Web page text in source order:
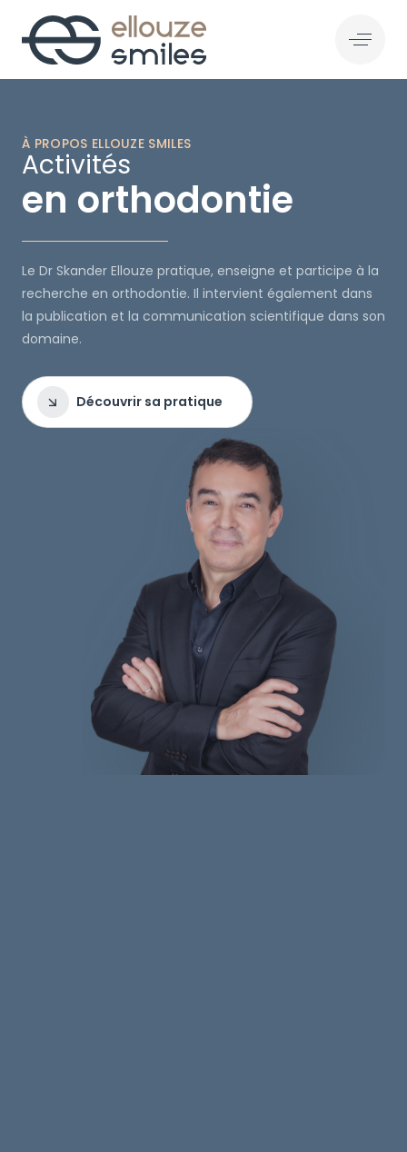
À PROPOS ELLOUZE SMILES
Activités
en orthodontie
Le Dr Skander Ellouze pratique, enseigne et participe à la
recherche en orthodontie. Il intervient également dans
la publication et la communication scientifique dans son
domaine.
Découvrir sa pratique